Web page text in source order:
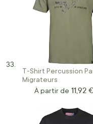
T-Shirt Percussion
Migrateurs
À partir de 11,92